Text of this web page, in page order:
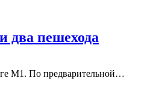
два пешехода
М1. По предварительной…